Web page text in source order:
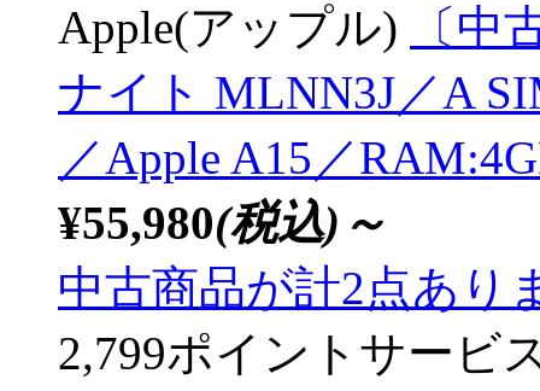
Apple(アップル)
〔中
ナイト MLNN3J／A
／Apple A15／
¥55,980(税込)～
中古商品が計2点あり
2,799ポイントサービ